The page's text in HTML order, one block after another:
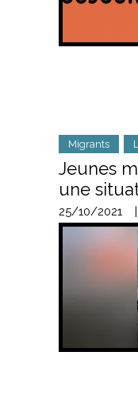
Migrants
Jeunes
une
25/10/2021 |